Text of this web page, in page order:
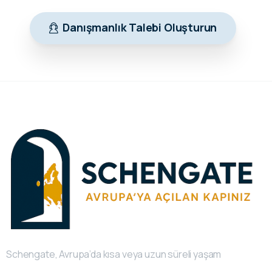
Danışmanlık Talebi Oluşturun
Schengate, Avrupa’da kısa veya uzun süreli yaşam